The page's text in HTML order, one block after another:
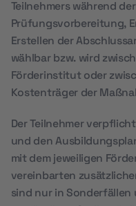
Teilnehmers während
Prüfungsvorbereitung,
Erstellen der
wählbar bzw. wird
Förderinstitut oder
Kostenträger der
Der Teilnehmer
und den
mit dem jeweiligen
vereinbarten
sind nur in Sonderfällen